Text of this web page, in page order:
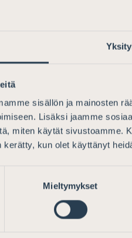
sisällön ja mainosten
Lisäksi jaamme
miten käytät sivustoamme.
kerätty, kun olet käyttänyt
Mieltymykset
sekä massiivisten
siihen, että
voidaan ajatella
miljoonien ihmisten
ei olisi mitään
toteutuisivat. Pitäisikö
kuten
pääsihteeriNiko Jakobsson
Asianajajaliitto
– muussa
joita